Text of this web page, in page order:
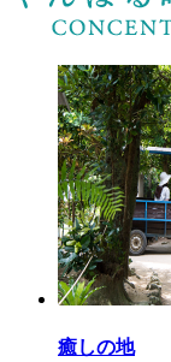
癒しの地